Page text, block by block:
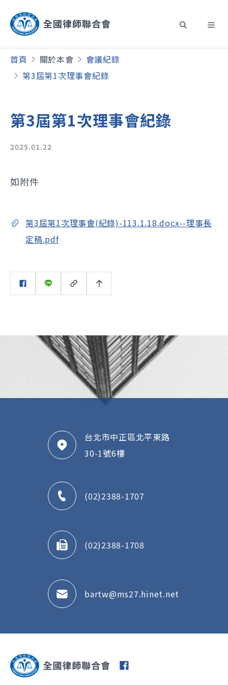
首頁 關於本會
會議紀錄
第3屆第1次理事會紀錄
第3屆第1次理事會紀錄
2025.01.22
如附件
第3屆第1次理事會(紀錄)-113.1.18.docx--理事長
定稿.pdf
台北市中正區北平東路
30-1號6樓
(02)2388-1707
(02)2388-1708
bartw@ms27.hinet.net